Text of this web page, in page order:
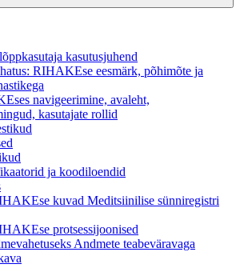
kasutusjuhend
RIHAKEse eesmärk, põhimõte ja
navigeerimine, avaleht,
kasutajate rollid
ja koodiloendid
kuvad Meditsiinilise sünniregistri
protsessijoonised
Andmete teabeväravaga